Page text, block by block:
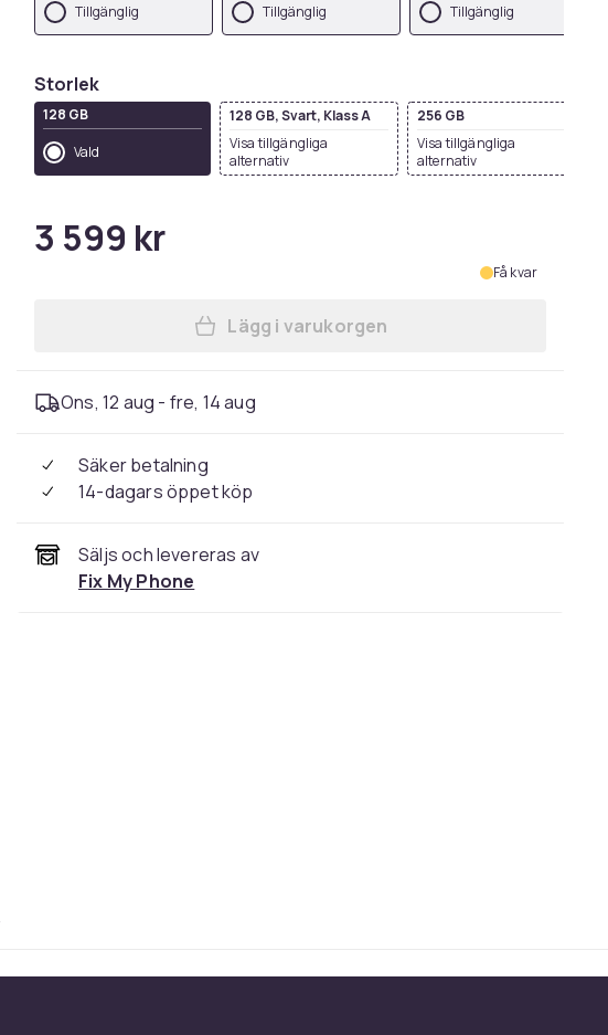
Tillgänglig
Tillgänglig
Tillgänglig
Storlek
128 GB
Vald
128 GB, Svart, Klass A
Visa tillgängliga
alternativ
256 GB
Visa tillgängliga
alternativ
3 599 kr
Få kvar
Lägg till iPhone 14 Begagnad i
Lägg i varukorgen
Ons, 12 aug - fre, 14 aug
Säker betalning
14-dagars öppet köp
Säljs och levereras av
Fix My Phone